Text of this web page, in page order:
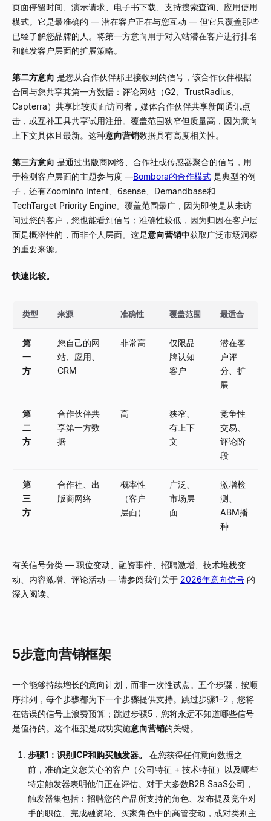
页面停留时间、演示请求、电子书下载、支持搜索查询、应用使用
模式。它是最准确的 — 潜在客户正在与您互动 — 但它只覆盖那些
已经了解您品牌的人。将第一方意向用于对入站潜在客户进行排名
和触发客户层面的扩展策略。
第二方意向 是您从合作伙伴那里接收到的信号，该合作伙伴根据
合同与您共享其第一方数据：评论网站（G2、TrustRadius、
Capterra）共享比较页面访问者，媒体合作伙伴共享新闻通讯点
击，或互补工具共享试用注册。覆盖范围狭窄但质量高，因为意向
上下文具体且最新。这种意向营销数据具有高度相关性。
第三方意向 是通过出版商网络、合作社或传感器聚合的信号，用
于检测客户层面的主题参与度 —Bombora的合作模式 是典型的例
子，还有ZoomInfo Intent、6sense、Demandbase和
TechTarget Priority Engine。覆盖范围最广，因为即使是从未访
问过您的客户，您也能看到信号；准确性较低，因为归因在客户层
面是概率性的，而非个人层面。这是意向营销中获取广泛市场洞察
的重要来源。
快速比较。
类型 来源 准确性 覆盖范围 最适合
第
一
方
您自己的网
站、应用、
CRM
非常高
仅限品
牌认知
客户
潜在客
户评
分、扩
展
第
二
方
合作伙伴共
享第一方数
据
高
狭窄、
有上下
文
竞争性
交易、
评论阶
段
第
三
方
合作社、出
版商网络
概率性
（客户
层面）
广泛、
市场层
面
激增检
测、
ABM播
种
有关信号分类 — 职位变动、融资事件、招聘激增、技术堆栈变
动、内容激增、评论活动 — 请参阅我们关于 2026年意向信号 的
深入阅读。
5步意向营销框架
一个能够持续增长的意向计划，而非一次性试点。五个步骤，按顺
序排列，每个步骤都为下一个步骤提供支持。跳过步骤1–2，您将
在错误的信号上浪费预算；跳过步骤5，您将永远不知道哪些信号
是值得的。这个框架是成功实施意向营销的关键。
步骤1：识别ICP和购买触发器。
在您获得任何意向数据之
前，准确定义您关心的客户（公司特征 + 技术特征）以及哪些
特定触发器表明他们正在评估。对于大多数B2B SaaS公司，
触发器集包括：招聘您的产品所支持的角色、发布提及竞争对
手的职位、完成融资轮、买家角色中的高管变动，或对类别主